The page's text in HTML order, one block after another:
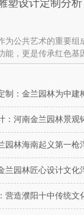
塑设计定制分析
为公共艺术的重要组
能，更是传承红色基
制：金兰园林为中建
：河南金兰园林景观
园林海南起义第一枪
兰园林匠心设计文化
营造濮阳十中传统文